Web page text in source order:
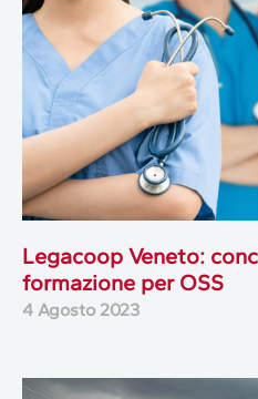
Legacoop Veneto:
formazione per OSS
4 Agosto 2023